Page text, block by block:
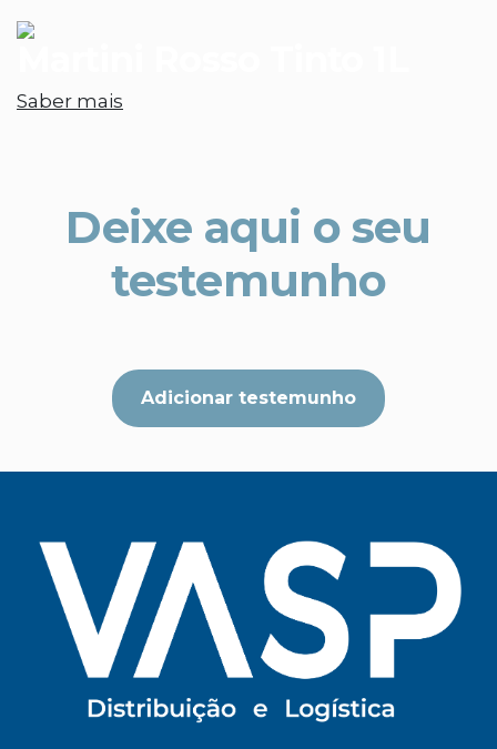
Saber mais
Deixe aqui o seu
testemunho
Adicionar testemunho